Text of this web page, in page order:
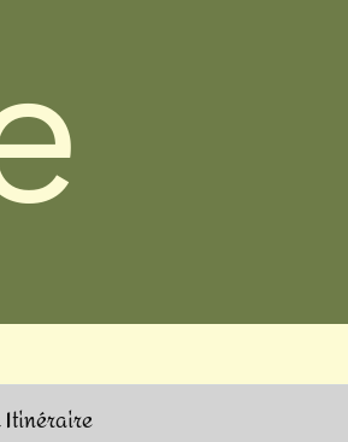
Itinéraire